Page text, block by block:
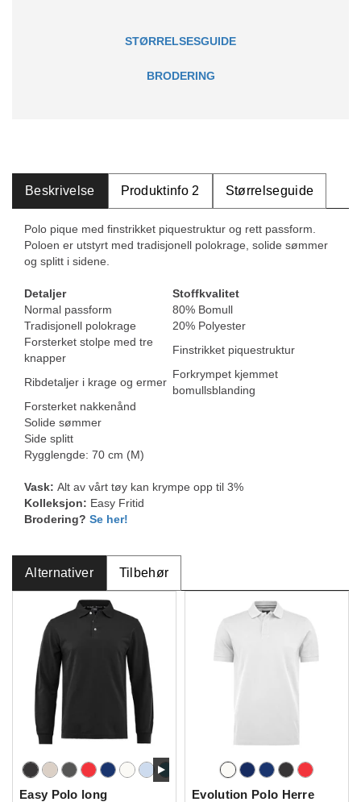
STØRRELSESGUIDE
BRODERING
Beskrivelse Produktinfo 2 Størrelseguide
Polo pique med finstrikket piquestruktur og rett passform.
Poloen er utstyrt med tradisjonell polokrage, solide sømmer
og splitt i sidene.
Detaljer
Stoffkvalitet
Normal passform
80% Bomull
Tradisjonell polokrage
20% Polyester
Forsterket stolpe med tre
knapper
Finstrikket piquestruktur
Ribdetaljer i krage og ermer
Forkrympet kjemmet
bomullsblanding
Forsterket nakkenånd
Solide sømmer
Side splitt
Rygglengde: 70 cm (M)
Vask: Alt av vårt tøy kan krympe opp til 3%
Kolleksjon: Easy Fritid
Brodering? Se her!
Alternativer Tilbehør
Easy Polo long Evolution Polo Herre